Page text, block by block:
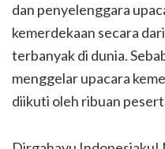
dan penyelenggara
kemerdekaan secara
terbanyak di dunia.
menggelar upacara
diikuti oleh ribuan